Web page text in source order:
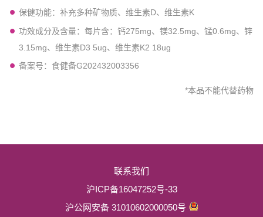
保健功能：补充多种矿物质、维生素D、维生素K
功效成分及含量：每片含：钙275mg、镁32.5mg、锰0.6mg、锌
3.15mg、维生素D3 5ug、维生素K2 18ug
备案号：食健备G202432003356
*本品不能代替药物
联系我们
沪ICP备16047252号-33
沪公网安备 31010602000050号